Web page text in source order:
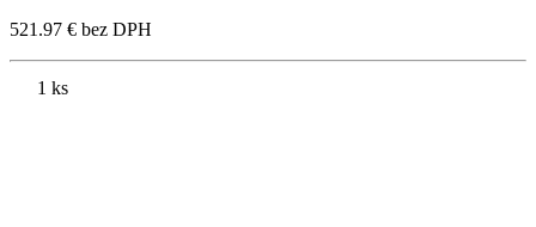
521.97 € bez DPH
1 ks